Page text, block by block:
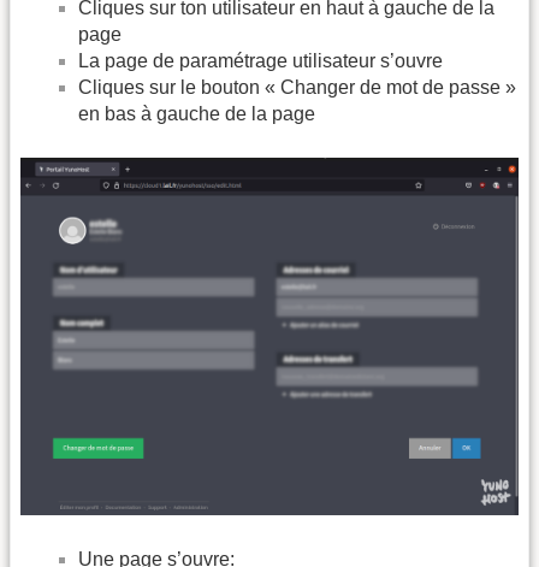
Cliques sur ton utilisateur en haut à gauche de la
page
La page de paramétrage utilisateur s’ouvre
Cliques sur le bouton « Changer de mot de passe »
en bas à gauche de la page
Une page s’ouvre: